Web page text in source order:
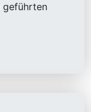
geführten